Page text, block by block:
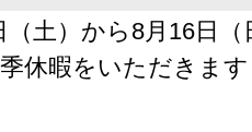
（土）から8月16日
休暇をいただきます